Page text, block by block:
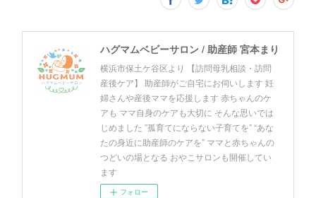
ハグマムベビーサロン / 助産師 宮本まり
横浜市保土ケ谷区より 【訪問母乳相談・訪問
産後ケア】 助産師がご自宅にお伺いします 妊
婦さんや産後ママを応援します 赤ちゃんのケ
アも ママ自身のケアも大切に そんな思いでは
じめました ”孤育てにならない子育てを” “あな
たの身近に助産師のケアを” ママと赤ちゃんの
つどいの場となる おやこサロンも開催してい
ます
フォロー